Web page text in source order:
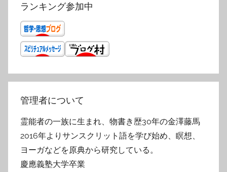
ランキング参加中
管理者について
霊能者の一族に生まれ、物書き歴30年の金澤藤馬
2016年よりサンスクリット語を学び始め、瞑想、
ヨーガなどを原典から研究している。
慶應義塾大学卒業